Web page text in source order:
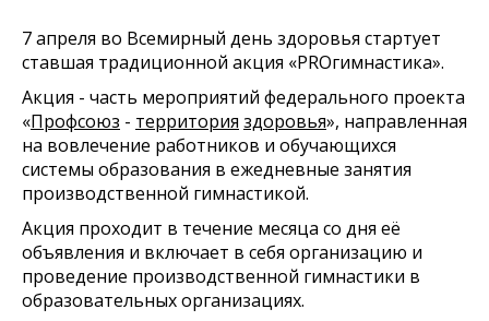
7 апреля во Всемирный день здоровья стартует
ставшая традиционной акция «PROгимнастика».
Акция - часть мероприятий федерального проекта
«Профсоюз - территория здоровья», направленная
на вовлечение работников и обучающихся
системы образования в ежедневные занятия
производственной гимнастикой.
Акция проходит в течение месяца со дня её
объявления и включает в себя организацию и
проведение производственной гимнастики в
образовательных организациях.